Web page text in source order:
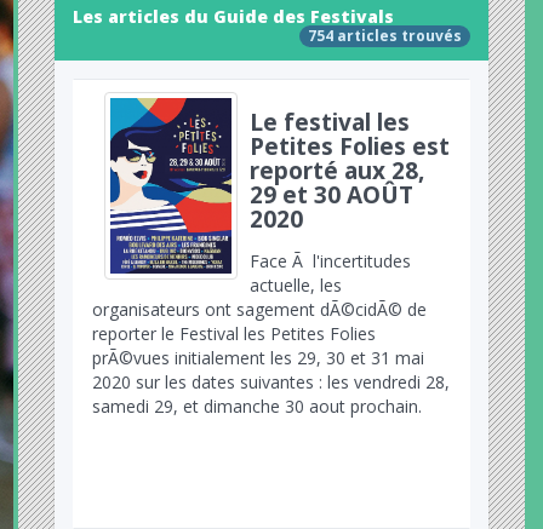
Les articles du Guide des Festivals
754 articles trouvés
Le festival les
Petites Folies est
reporté aux 28,
29 et 30 AOÛT
2020
Face Ã l'incertitudes
actuelle, les
organisateurs ont sagement dÃ©cidÃ© de
reporter le Festival les Petites Folies
prÃ©vues initialement les 29, 30 et 31 mai
2020 sur les dates suivantes : les vendredi 28,
samedi 29, et dimanche 30 aout prochain.